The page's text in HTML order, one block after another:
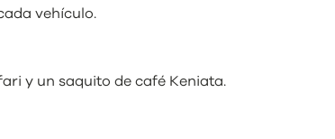
vehículo.
y un saquito de café Keniata.